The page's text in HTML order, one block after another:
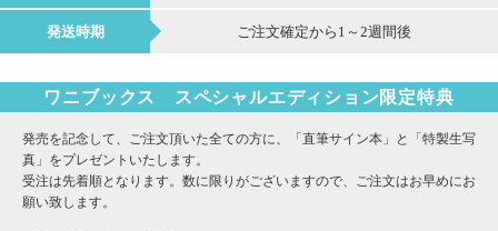
発送時期 ご注文確定から1～2週間後
ワニブックス スペシャルエディション限定特典
発売を記念して、ご注文頂いた全ての方に、「直筆サイン本」と「特製生写
真」をプレゼントいたします。
受注は先着順となります。数に限りがございますので、ご注文はお早めにお
願い致します。